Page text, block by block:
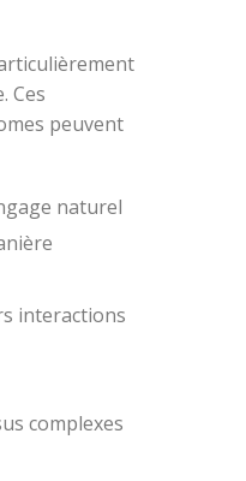
Ces
peuvent
naturel
interactions
complexes